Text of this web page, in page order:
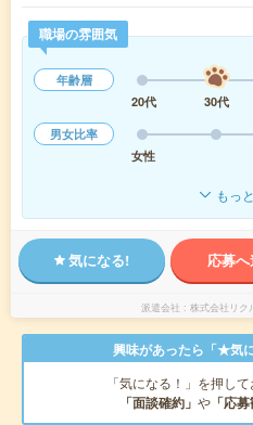
職場の雰囲気
年齢層
20代
30代
男女比率
女性
もっ
気になる! 応募
派遣会社 株式会社リク
興味があったら「★気
「気になる！」を押し
「面談確約」 や 「応